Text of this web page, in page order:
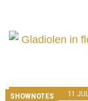
SHOWNOTES 11